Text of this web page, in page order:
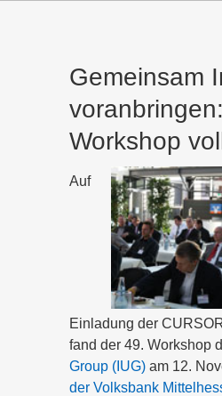
Gemeinsam
Workshop
Auf
Einladung der
fand der 49. Workshop
Group (IUG) am 12.
der Volksbank